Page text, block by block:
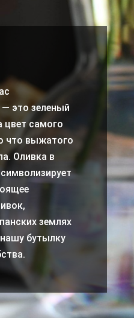
это зеленый
цвет самого
что выжатого
Оливка в
землях
бутылку